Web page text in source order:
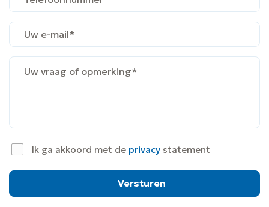
Email (Vereist)
Uw
vraag
Ik ga akkoord met de privacy statement